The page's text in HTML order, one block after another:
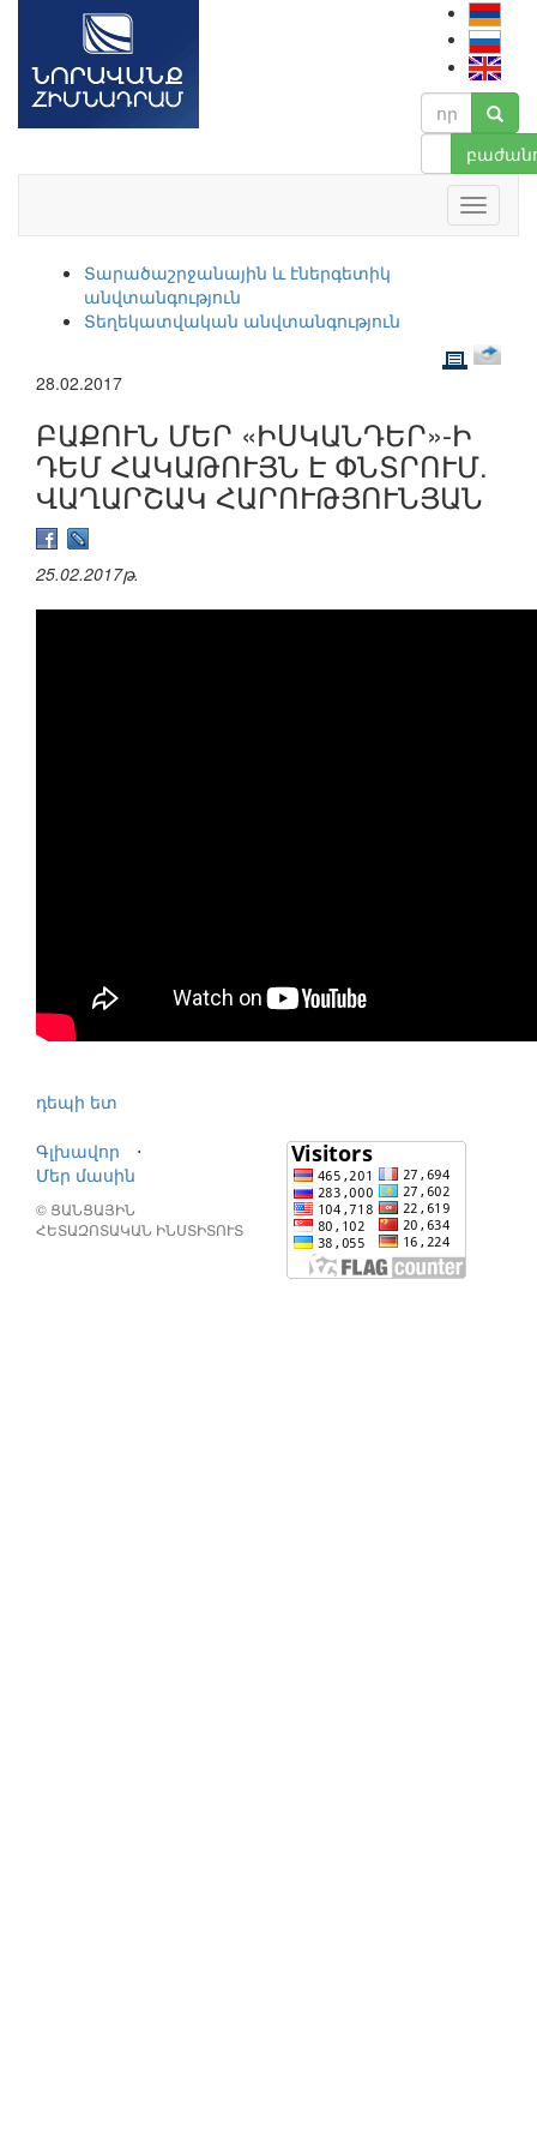
Տարածաշրջանային և էներգետիկ
անվտանգություն
Տեղեկատվական անվտանգություն
28.02.2017
ԲԱՔՈՒՆ ՄԵՐ «ԻՍԿԱՆԴԵՐ»-Ի
ԴԵՄ ՀԱԿԱԹՈՒՅՆ Է ՓՆՏՐՈՒՄ.
ՎԱՂԱՐՇԱԿ ՀԱՐՈՒԹՅՈՒՆՅԱՆ
25.02.2017թ.
դեպի ետ
Գլխավոր
⋅
Մեր մասին
© ՑԱՆՑԱՅԻՆ
ՀԵՏԱԶՈՏԱԿԱՆ ԻՆՍՏԻՏՈՒՏ